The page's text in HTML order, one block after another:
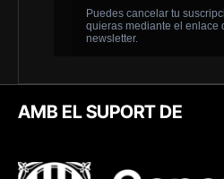
AMB EL SUPORT DE